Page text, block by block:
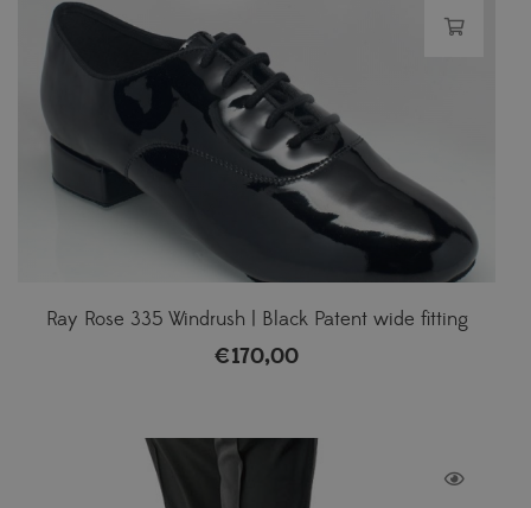
Ray Rose 335 Windrush | Black Patent wide fitting
€170,00